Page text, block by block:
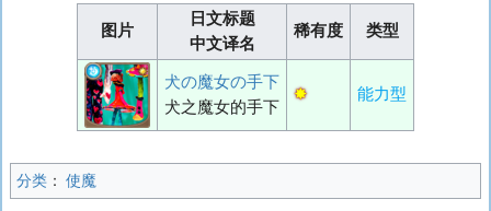
图片
日文标题
中文译名
稀有度 类型
犬の魔女の手下
犬之魔女的手下
✸ 能力型
分类： 使魔